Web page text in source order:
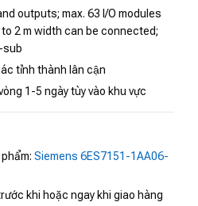
outputs; max. 63 I/O modules
to 2 m width can be connected;
sub
tỉnh thành lân cận
1-5 ngày tùy vào khu vực
Siemens 6ES7151-1AA06-
khi hoặc ngay khi giao hàng